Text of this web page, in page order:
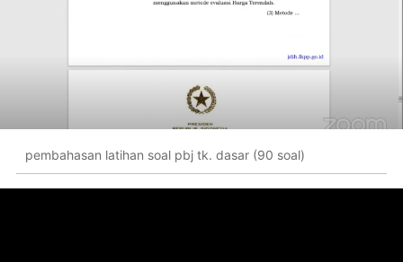
pembahasan latihan soal pbj tk. dasar (90 soal)